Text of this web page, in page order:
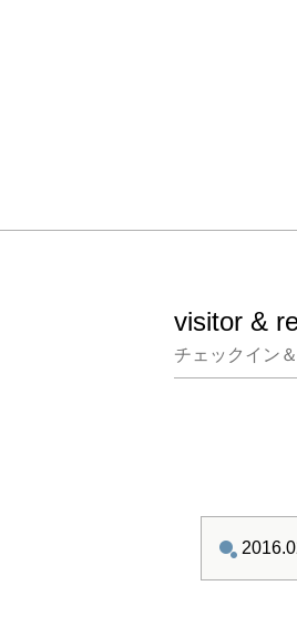
visitor &
チェックイン